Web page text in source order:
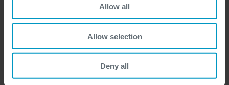
Allow all
Allow selection
Deny all